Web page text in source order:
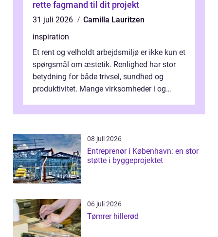
rette fagmand til dit projekt
31 juli 2026
Camilla Lauritzen
inspiration
Et rent og velholdt arbejdsmiljø er ikke kun et
spørgsmål om æstetik. Renlighed har stor
betydning for både trivsel, sundhed og
produktivitet. Mange virksomheder i og
08 juli 2026
Entreprenør i København: en stor
støtte i byggeprojektet
06 juli 2026
Tømrer hillerød